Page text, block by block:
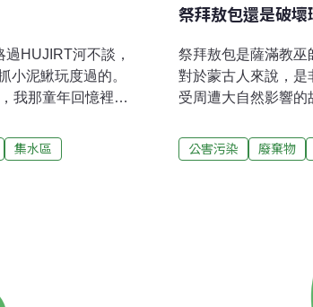
HUJIRT河不談，
小泥鰍玩度過的。
我那童年回憶裡的
縣度過的，鄂爾渾
後，不得不忍痛報
時為了撇開我，悄
就會自己跑去河邊
上來的魚，晚上回
他倆人的話！在回
河壯觀，現在已成
集水區
祭拜敖包還是破壞
祭拜敖包是薩滿教巫
對於蒙古人來說，是
受周遭大自然影響
BURHAN HALDUN
就會去祭拜
拜及愛護天地的一
蒙古國總統1995年
HALDUN山、
布第57號、於2005
公害污染 廢棄物